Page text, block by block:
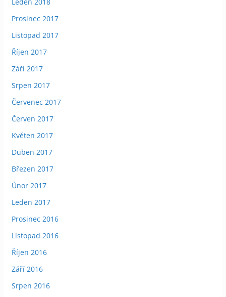
Prosinec 2017
Listopad 2017
Říjen 2017
Září 2017
Srpen 2017
Červenec 2017
Červen 2017
Květen 2017
Duben 2017
Březen 2017
Únor 2017
Leden 2017
Prosinec 2016
Listopad 2016
Říjen 2016
Září 2016
Srpen 2016